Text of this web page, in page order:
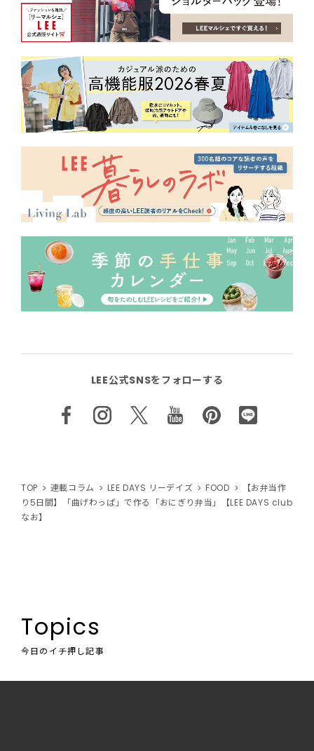
LEE公式SNSをフォローする
TOP 連載コラム LEE DAYS リーデイズ FOOD
【お弁当作
り5日間】「曲げわっぱ」で作る「おにぎり弁当」【LEE DAYS club
なお】
Topics
今日のイチ押し記事